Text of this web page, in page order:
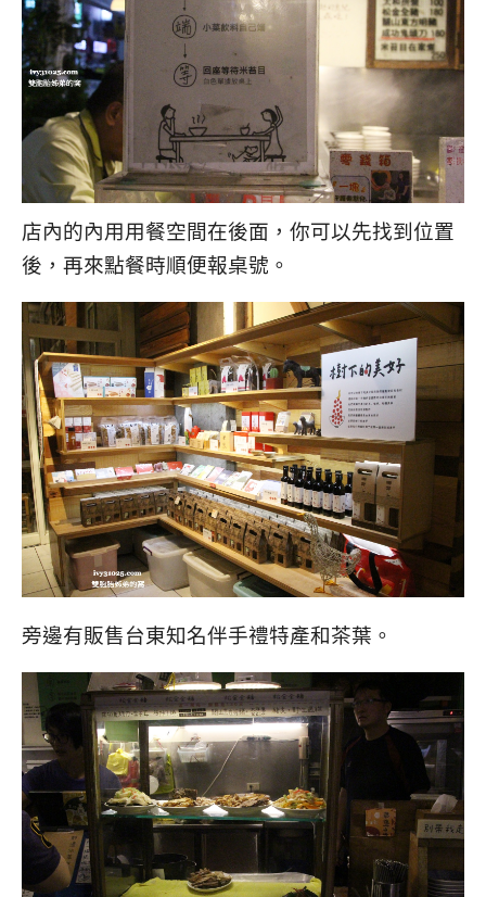
店內的內用用餐空間在後面，你可以先找到位置
後，再來點餐時順便報桌號。
旁邊有販售台東知名伴手禮特產和茶葉。